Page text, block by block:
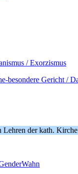
/ Exorzismus
besondere Gericht /
Lehren der kath.